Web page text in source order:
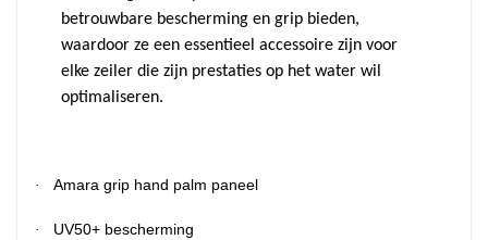
betrouwbare bescherming en grip bieden,
waardoor ze een essentieel accessoire zijn voor
elke zeiler die zijn prestaties op het water wil
optimaliseren.
· Amara grip hand palm paneel
· UV50+ bescherming